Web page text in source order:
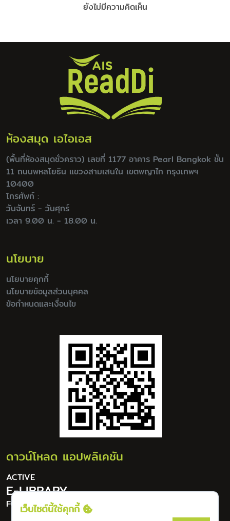
ยังไม่มีความคิดเห็น
เว็บไซต์นี้ใช้คุกกี้
ห้องสมุด เอไอเอส
(พื้นที่ห้องสมุดชั่วคราว) เลขที่ 1177 อาคาร Pearl Bangkok ชั้น
11 ถนนพหลโยธิน แขวงสามเสนใน เขตพญาไท กรุงเทพฯ
10400
โทรศัพท์ :
วันจันทร์ - วันศุกร์
เวลา 9.00 น. - 18.00 น.
นโยบาย
นโยบายคุกกี้
นโยบายข้อมูลส่วนบุคคล
ข้อกำหนดและเงื่อนไข
ดาวน์โหลด แอปพลิเคชัน
ACTIVE
E-LIBRARY
FOR DIGITAL LIFESTYLE